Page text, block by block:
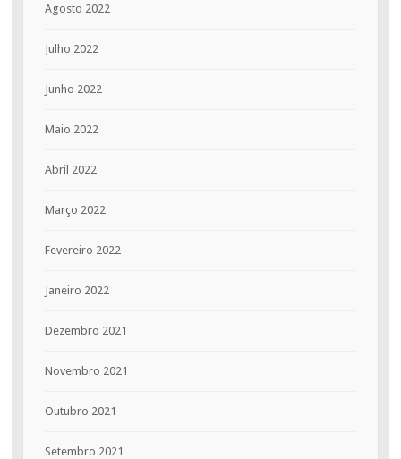
Agosto 2022
Julho 2022
Junho 2022
Maio 2022
Abril 2022
Março 2022
Fevereiro 2022
Janeiro 2022
Dezembro 2021
Novembro 2021
Outubro 2021
Setembro 2021